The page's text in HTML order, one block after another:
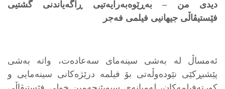
دیدی من – بەڕێوەبەرایەتیی ڕاگەیاندنی گشتیی
فێستیڤاڵی جیهانیی فیلمی فەجر
ئەمساڵ لە بەشی سینەمای سەعادەت، واتە بەشی
پێشبڕکێی نێودەوڵەتی بۆ فیلمە درێژەکانی سینەمایی و